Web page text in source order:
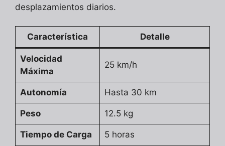
desplazamientos diarios.
Característica Detalle
Velocidad
Máxima
25 km/h
Autonomía Hasta 30 km
Peso 12.5 kg
Tiempo de Carga 5 horas